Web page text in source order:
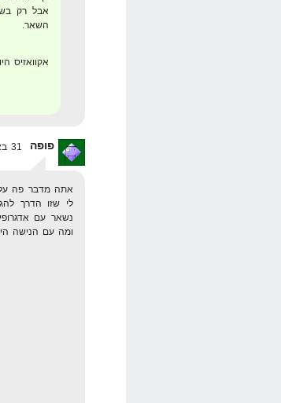
אבל רק
השאר.
אקוואזיס
פופה
לי שזו הדרך
נשאר עם
ומה עם הנישה